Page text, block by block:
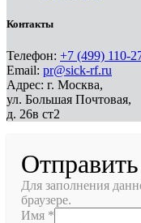
Контакты
Телефон: +7 (499) 110-
Email: pr@sick-rf.ru
Адрес: г. Москва,
ул. Большая Почтовая,
д. 26в ст2
Для заполнения
браузере.
Имя *